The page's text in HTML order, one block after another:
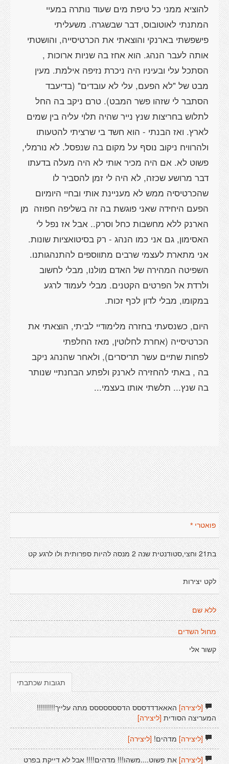
להוציא ממני כל טיפת מים שעוד נותרה במעיי
המתנתי לאוטובוס, דבר שבשגרה. משעליתי
פישפשתי בארנקי והוצאתי את הכרטיסייה, והושטתי
אותה לעבר הנהג. הוא אחז בה שניות ארוכות ,
הסתכל עלי ובעיניו היה ניכרת נזיפה אילמת. מעין
מבט של "לא הפעם, עלי לא עובדים" (בדיעבד
הסתבר לי שזהו פשר המבט). טרם ניקב בה החל
לתלוש בחריצות שנץ נייר שהיה תלוי עליה בין שמים
לארץ. ואז הבנתי - הוא חשד בי שרציתי להטעותו
ולהרוויח ניקוב נוסף על מקום בה שנפסל. לא נורמלי,
פשוט לא. אם היה מכיר אותי לא היה מעלה בדעתו
דבר מרושע שכזה, לא היה לי זמן להסביר לו
שהכרטיסיה ממש לא מעניינת אותי ובחיי היומיום
הפעם היחידה שאני פוגשת בה זה בשליפה חפוזה מן
הארנק ללא מחשבות כחל וסרק.. אבל אז נפל לי
האסימון, גם אני כמו הנהג - רק בסיטואציות שונות.
אני מתארת לעצמי שרבים מתווספים להתנהגותנו.
השפיטה המהירה של האדם מולנו, מבלי לחשוב
ולרדת אל הפרטים הקטנים. מבלי לעמוד לרגע
במקומו, מבלי לדון לכף זכות.
היום, כשנסעתי בחזרה מלימודיי לביתי, הוצאתי את
הכרטיסייה (אחרת לחלוטין, מאז החלפתי
לפחות שתיים עשר תריסרים), ולאחר שהנהג ניקב
בה , באתי להחזירה לארנק ולפתע הבחנתיי שנותר
בה שנץ... תלשתי אותו בעצמי...
פואטרי *
בת21 וחצי,סטודנטית שנה 2 מנסה להיות ספרותית ולו לרגע קט
לקט יצירות
ללא שם
מחול השדים
קשור אלי
תגובות שכתבתי
[ליצירה]האאאדדדססס הדססססססס מתה עלייך!!!!!!!!!
המעריצה הסודית [ליצירה]
[ליצירה]מדהים! [ליצירה]
[ליצירה]את פשוט....משהו!!! מדהים!!!! אבל לא דייקת בפרט